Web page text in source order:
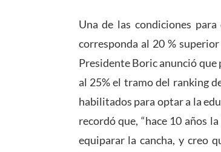
Una de las condiciones
corresponda al 20 % superior
Presidente Boric anunció que
al 25% el tramo del ranking
habilitados para optar a la
recordó que, “hace 10 años
equiparar la cancha, y creo